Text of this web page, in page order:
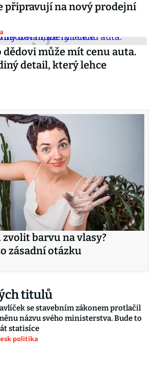
připravují na nový prodejní
dědovi může mít cenu auta.
detail, který lehce
barvu na vlasy?
zásadní otázku
titulů
se stavebním zákonem protlačil
názvu svého ministerstva. Bude to
statisíce
politika